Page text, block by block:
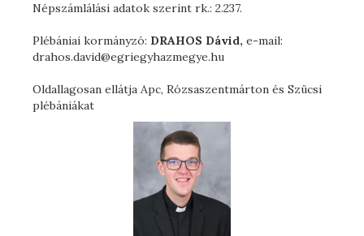
Népszámlálási adatok szerint rk.: 2.237.
Plébániai kormányzó: DRAHOS Dávid, e-mail:
drahos.david@egriegyhazmegye.hu
Oldallagosan ellátja Apc, Rózsaszentmárton és Szücsi
plébániákat